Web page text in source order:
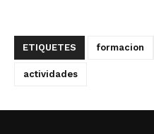
ETIQUETES formacion
actividades